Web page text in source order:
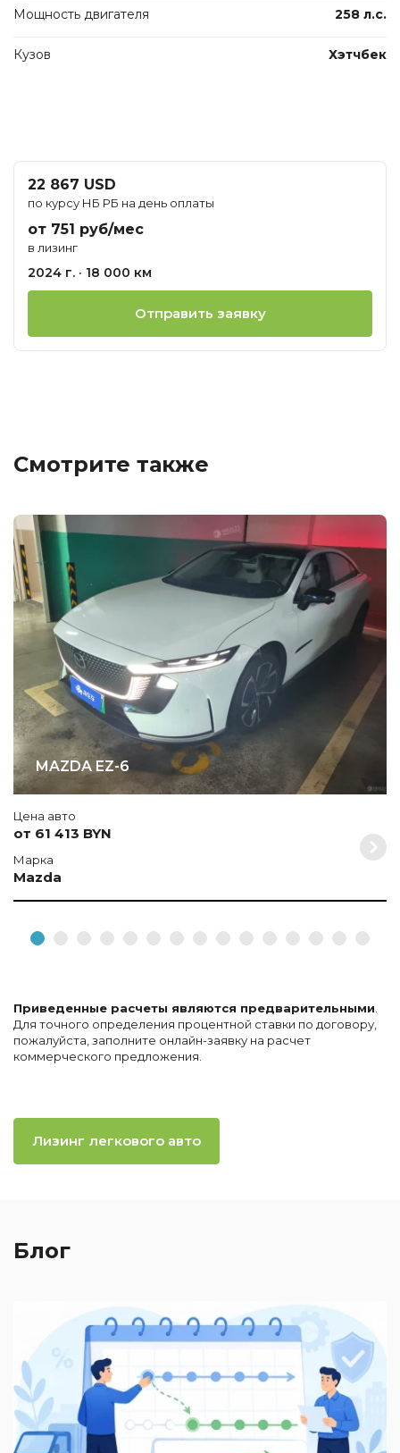
Мощность двигателя 258 л.с.
Кузов Хэтчбек
22 867 USD
по курсу НБ РБ на день оплаты
от 751 руб/мес
в лизинг
2024 г. · 18 000 км
Отправить заявку
Смотрите также
MAZDA EZ-6
Цена авто
от 61 413 BYN
Марка
Mazda
Приведенные расчеты являются предварительными
Для точного определения процентной ставки по договору,
пожалуйста, заполните онлайн-заявку на расчет
коммерческого предложения.
Лизинг легкового авто
Блог